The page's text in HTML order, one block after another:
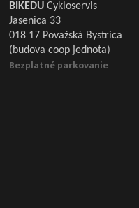
BIKEDUCykloservis
Jasenica 33
018 17 Považská Bystrica
(budova coop jednota)
Bezplatné parkovanie